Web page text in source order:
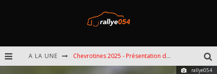
A LA UNE Chevrotines 2025 - Présentation de l'épreuve
rallye054